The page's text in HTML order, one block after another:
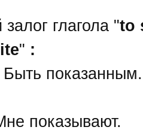
глагола "to
" :
Быть показанным.
показывают.